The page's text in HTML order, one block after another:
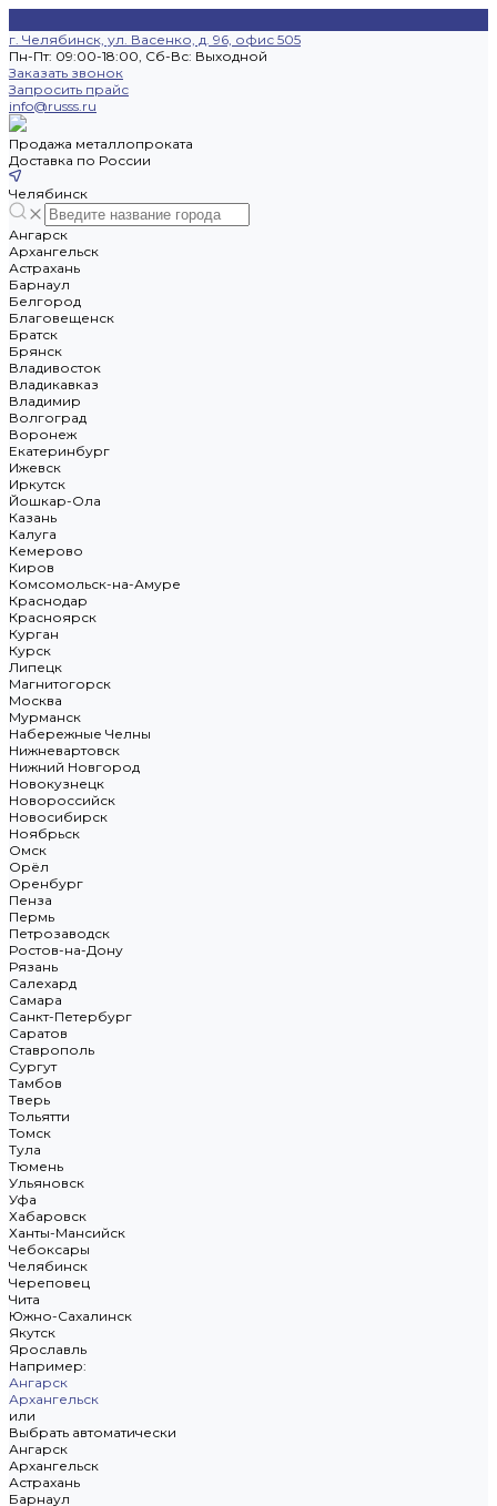
г. Челябинск, ул. Васенко, д. 96, офис 505
Пн-Пт: 09:00-18:00, Cб-Вс: Выходной
Заказать звонок
Запросить прайс
info@russs.ru
Продажа металлопроката
Доставка по России
Челябинск
Ангарск
Архангельск
Астрахань
Барнаул
Белгород
Благовещенск
Братск
Брянск
Владивосток
Владикавказ
Владимир
Волгоград
Воронеж
Екатеринбург
Ижевск
Иркутск
Йошкар-Ола
Казань
Калуга
Кемерово
Киров
Комсомольск-на-Амуре
Краснодар
Красноярск
Курган
Курск
Липецк
Магнитогорск
Москва
Мурманск
Набережные Челны
Нижневартовск
Нижний Новгород
Новокузнецк
Новороссийск
Новосибирск
Ноябрьск
Омск
Орёл
Оренбург
Пенза
Пермь
Петрозаводск
Ростов-на-Дону
Рязань
Салехард
Самара
Санкт-Петербург
Саратов
Ставрополь
Сургут
Тамбов
Тверь
Тольятти
Томск
Тула
Тюмень
Ульяновск
Уфа
Хабаровск
Ханты-Мансийск
Чебоксары
Челябинск
Череповец
Чита
Южно-Сахалинск
Якутск
Ярославль
Например:
Ангарск
Архангельск
или
Выбрать автоматически
Ангарск
Архангельск
Астрахань
Барнаул